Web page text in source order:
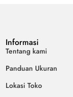
Informasi
Tentang kami
Panduan Ukuran
Lokasi Toko